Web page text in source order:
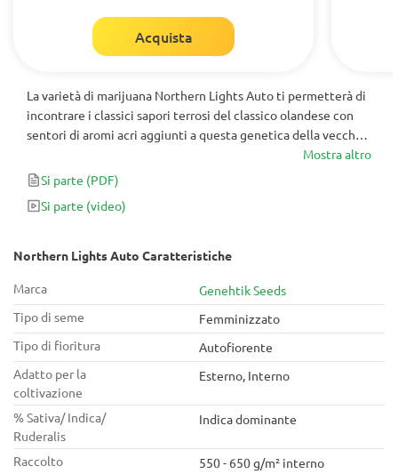
Acquista
La varietà di marijuana Northern Lights Auto ti permetterà di
incontrare i classici sapori terrosi del classico olandese con
sentori di aromi acri aggiunti a questa genetica della vecchia
scuola. I suoi effetti sbalorditivi saranno presenti senza dover
aspettare tanto a lungo!
Mostra altro
Si parte (PDF)
Si parte (video)
Northern Lights Auto Caratteristiche
Marca
Genehtik Seeds
Tipo di seme
Femminizzato
Tipo di fioritura
Autofiorente
Adatto per la
coltivazione
Esterno, Interno
% Sativa/ Indica/
Ruderalis
Indica dominante
Raccolto
550 - 650 g/m² interno